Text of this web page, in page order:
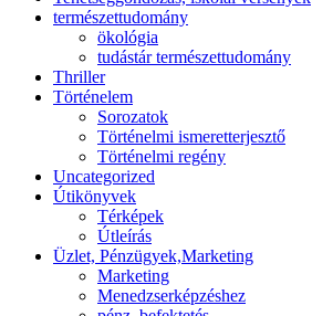
természettudomány
ökológia
tudástár természettudomány
Thriller
Történelem
Sorozatok
Történelmi ismeretterjesztő
Történelmi regény
Uncategorized
Útikönyvek
Térképek
Útleírás
Üzlet, Pénzügyek,Marketing
Marketing
Menedzserképzéshez